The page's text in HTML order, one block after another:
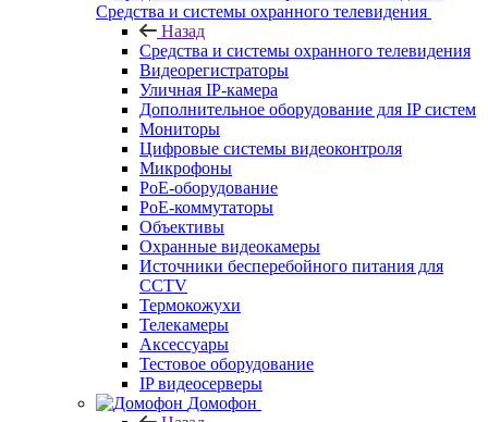
Средства и системы охранного телевидения
Назад
Средства и системы охранного телевидения
Видеорегистраторы
Уличная IP-камера
Дополнительное оборудование для IP систем
Мониторы
Цифровые системы видеоконтроля
Микрофоны
PoE-оборудование
PoE-коммутаторы
Объективы
Охранные видеокамеры
Источники бесперебойного питания для
CCTV
Термокожухи
Телекамеры
Аксессуары
Тестовое оборудование
IP видеосерверы
Домофон